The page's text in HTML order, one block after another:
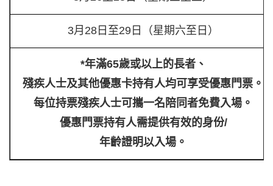
3月28日至29日（星期六至日）
*年滿65歲或以上的長者、
殘疾人士及其他優惠卡持有人均可享受優惠門票。
每位持票殘疾人士可攜一名陪同者免費入場。
優惠門票持有人需提供有效的身份/
年齡證明以入場。